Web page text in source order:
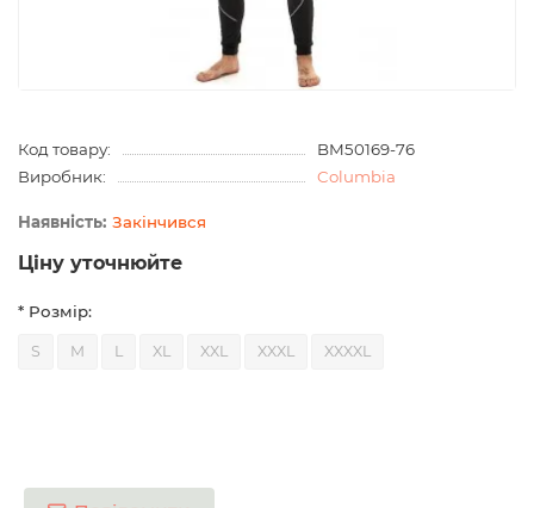
Код товару:
BM50169-76
Виробник:
Columbia
Закінчився
Ціну уточнюйте
* Розмір:
S M L XL XXL XXXL XXXXL